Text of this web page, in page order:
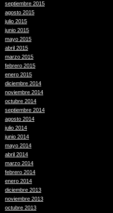
septiembre 2015
agosto 2015
julio 2015
junio 2015
mayo 2015
abril 2015
marzo 2015
febrero 2015
enero 2015
diciembre 2014
noviembre 2014
octubre 2014
septiembre 2014
agosto 2014
julio 2014
junio 2014
mayo 2014
abril 2014
marzo 2014
febrero 2014
enero 2014
diciembre 2013
noviembre 2013
octubre 2013